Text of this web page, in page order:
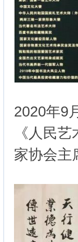
2020年9
《人民
家协会主